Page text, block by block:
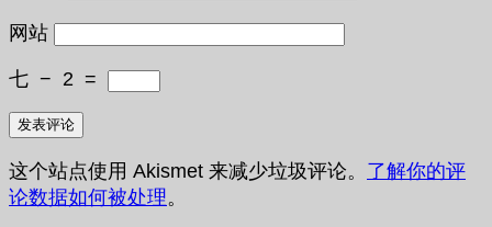
网站
七 − 2 =
这个站点使用 Akismet 来减少垃圾评论。 了解你的评
论数据如何被处理。